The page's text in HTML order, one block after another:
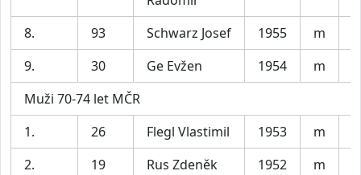
8. 93 Schwarz Josef 1955 m
9.
30 Ge Evžen 1954 m
Muži 70-74 let MČR
1.
26 Flegl Vlastimil 1953 m
2.
19 Rus Zdeněk 1952 m